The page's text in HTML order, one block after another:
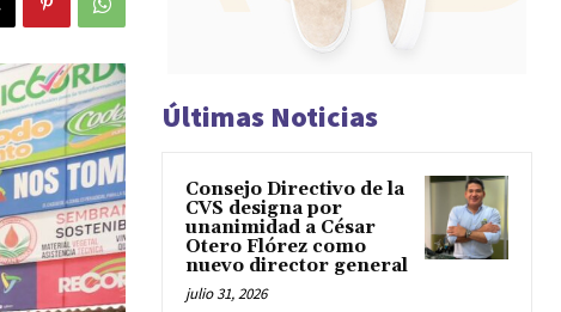
Últimas Noticias
Consejo Directivo de la
CVS designa por
unanimidad a César
Otero Flórez como
nuevo director general
julio 31, 2026